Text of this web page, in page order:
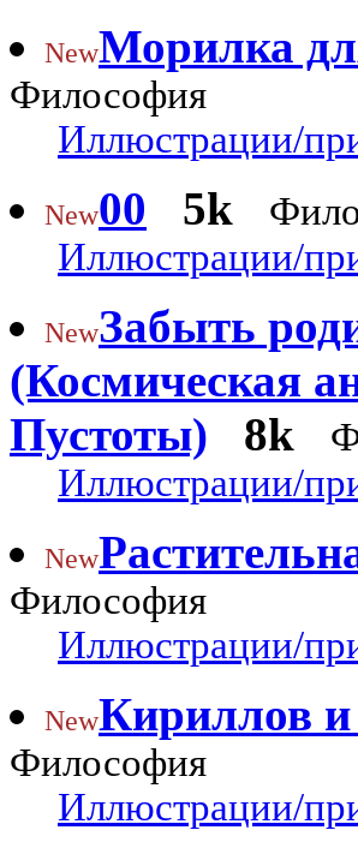
NewМорилка
Философия
Иллюстрации/
New00 5k
Иллюстрации/
NewЗабыть
(Космическая
Пустоты)
8k
Иллюстрации/
New
Философия
Иллюстрации/
NewКириллов и
Философия
Иллюстрации/